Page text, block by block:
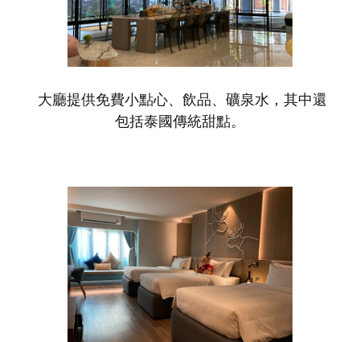
大廳提供免費小點心、飲品、礦泉水，其中還
包括泰國傳統甜點。